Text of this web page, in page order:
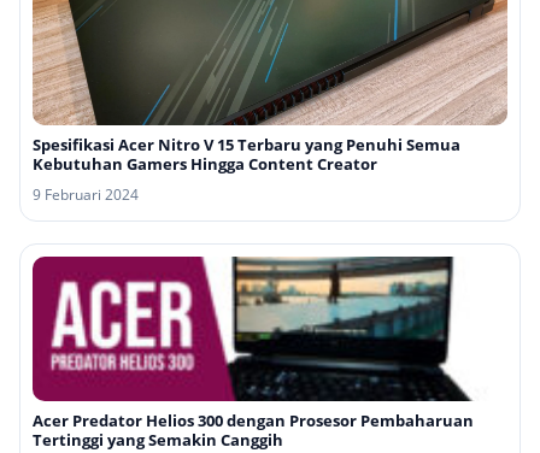
Spesifikasi Acer Nitro V 15 Terbaru yang Penuhi Semua
Kebutuhan Gamers Hingga Content Creator
9 Februari 2024
Acer Predator Helios 300 dengan Prosesor Pembaharuan
Tertinggi yang Semakin Canggih